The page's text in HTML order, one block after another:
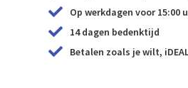
Op werkdagen voor 15:00
14 dagen bedenktijd
Betalen zoals je wilt,